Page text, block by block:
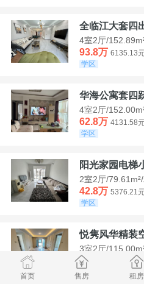
全临江大套四
4室2厅/
93.8万 6135.13
学区
华海公寓套四
4室2厅/
62.8万 4131.58
学区
阳光家园电梯
2室2厅/
42.8万 5376.21
学区
悦隽风华精装
3室2厅/
95万
8260.87元/m²
学区
首页 售房 租房